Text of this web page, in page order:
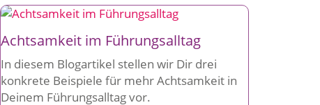
Achtsamkeit im Führungsalltag
In diesem Blogartikel stellen wir Dir drei
konkrete Beispiele für mehr Achtsamkeit in
Deinem Führungsalltag vor.